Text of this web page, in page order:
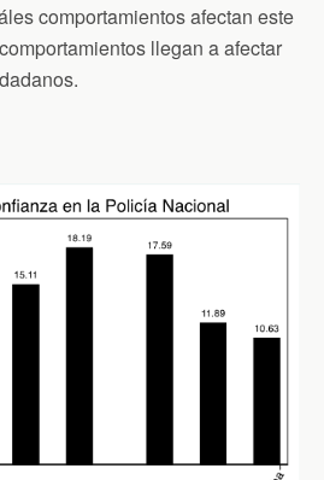
comportamientos afectan este
llegan a afectar